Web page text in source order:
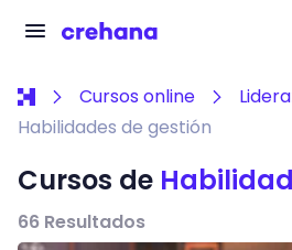
Cursos online
Habilidades de gestión
Cursos de
66 Resultados